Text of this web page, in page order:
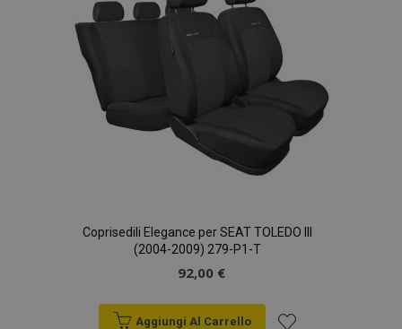
Coprisedili Elegance per SEAT TOLEDO III
(2004-2009) 279-P1-T
92,00 €
Aggiungi Al Carrello